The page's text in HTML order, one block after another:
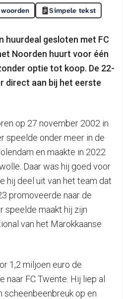
Simpele tekst
huurdeal gesloten met FC
Noorden huurt voor één
optie tot koop. De 22-
direct aan bij het eerste
op 27 november 2002 in
speelde onder meer in de
en maakte in 2022
Daar was hij goed voor
hij deel uit van het team dat
promoveerde naar de
speelde maakt hij zijn
van het Marokkaanse
1,2 miljoen euro de
naar FC Twente. Hij liep al
scheenbeenbreuk op en